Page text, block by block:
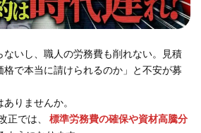
ないし、職人の労務費も削れない。見積
格で本当に請けられるのか」と不安が募
りませんか。
正では、
標準労務費の確保や資材高騰分